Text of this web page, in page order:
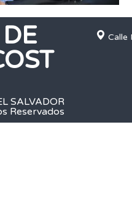
SALVADOR
Reservados
Calle